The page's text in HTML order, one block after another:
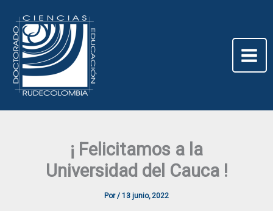
contenido
¡ Felicitamos a la
Universidad del Cauca !
Por/ 13 junio, 2022